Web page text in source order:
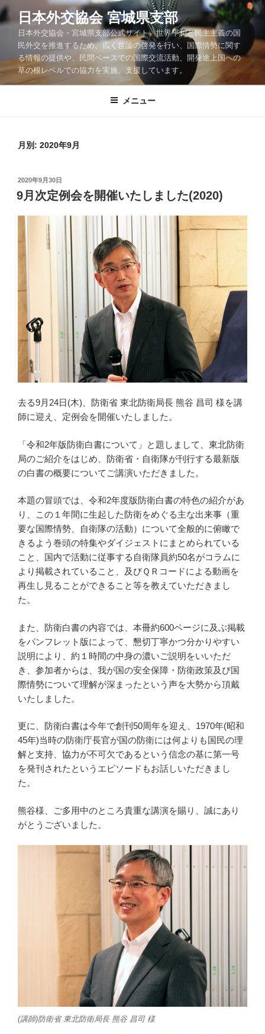
コ
ン
ツ
日本外交協会 宮城県支部
日本外交協会・宮城県支部公式サイト。世界平和と民主主義の国
民外交を推進するため、広く世論の啓発を行い、国際情勢に関す
る情報の提供や、民間ベースでの国際交流活動、開発途上国への
草の根レベルでの協力を実施、支援しています。
メニュー
月別: 2020年9月
投
稿
日:
2020年9月30日
9月次定例会を開催いたしました(2020)
去る9月24日(木)、防衛省 東北防衛局長 熊谷 昌司 様を講
師に迎え、定例会を開催いたしました。
「令和2年版防衛白書について」と題しまして、東北防衛
局のご紹介をはじめ、防衛省・自衛隊が刊行する最新版
の白書の概要についてご講演いただきました。
本題の冒頭では、令和2年度版防衛白書の特色の紹介があ
り、この１年間に生起した防衛をめぐる主な出来事（重
要な国際情勢、自衛隊の活動）について全般的に俯瞰で
きるよう巻頭の特集やダイジェストにまとめられている
こと、国内で活動に従事する自衛隊員約50名がコラムに
より掲載されていること、及びＱＲコードによる動画を
再生し見ることができること等を教えていただきまし
た。
また、防衛白書の内容では、本冊約600ページに及ぶ掲載
をパンフレット版によって、懇切丁寧かつ分かりやすい
説明により、約１時間の中身の濃いご説明をいいただ
き、参加者からは、我が国の安全保障・防衛政策及び国
際情勢について理解が深まったという声を大勢から頂戴
いたしました。
更に、防衛白書は今年で創刊50周年を迎え、1970年(昭和
45年)当時の防衛庁長官が国の防衛には何よりも国民の理
解と支持、協力が不可欠であるという信念の基に第一号
を発刊されたというエピソードもお話しいただきまし
た。
熊谷様、ご多用中のところ貴重な講演を賜り、誠にあり
がとうございました。
(講師)防衛省 東北防衛局長 熊谷 昌司 様